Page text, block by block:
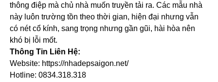
thông điệp mà chủ nhà muốn truyền tải ra. Các mẫu nhà
này luôn trường tồn theo thời gian, hiện đại nhưng vẫn
có nét cổ kính, sang trọng nhưng gần gũi, hài hòa nên
khó bị lỗi mốt.
Thông Tin Liên Hệ:
Website: https://nhadepsaigon.net/
Hotline: 0834.318.318